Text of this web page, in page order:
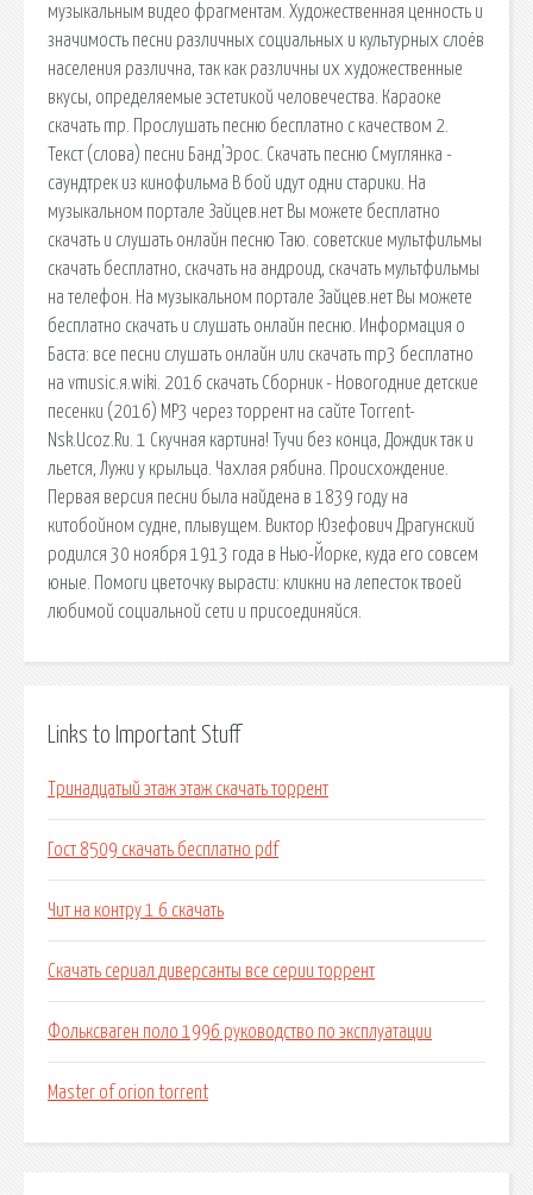
музыкальным видео фрагментам. Художественная ценность и
значимость песни различных социальных и культурных слоёв
населения различна, так как различны их художественные
вкусы, определяемые эстетикой человечества. Караоке
скачать mp. Прослушать песню бесплатно с качеством 2.
Текст (слова) песни Банд'Эрос. Скачать песню Смуглянка -
саундтрек из кинофильма В бой идут одни старики. На
музыкальном портале Зайцев.нет Вы можете бесплатно
скачать и слушать онлайн песню Таю. советские мультфильмы
скачать бесплатно, скачать на андроид, скачать мультфильмы
на телефон. На музыкальном портале Зайцев.нет Вы можете
бесплатно скачать и слушать онлайн песню. Информация о
Баста: все песни слушать онлайн или скачать mp3 бесплатно
на vmusic.я.wiki. 2016 скачать Сборник - Новогодние детские
песенки (2016) MP3 через торрент на сайте Torrent-
Nsk.Ucoz.Ru. 1 Скучная картина! Тучи без конца, Дождик так и
льется, Лужи у крыльца. Чахлая рябина. Происхождение.
Первая версия песни была найдена в 1839 году на
китобойном судне, плывущем. Виктор Юзефович Драгунский
родился 30 ноября 1913 года в Нью-Йорке, куда его совсем
юные. Помоги цветочку вырасти: кликни на лепесток твоей
любимой социальной сети и присоединяйся.
Links to Important Stuff
Тринадцатый этаж этаж скачать торрент
Гост 8509 скачать бесплатно pdf
Чит на контру 1 6 скачать
Скачать сериал диверсанты все серии торрент
Фольксваген поло 1996 руководство по эксплуатации
Master of orion torrent